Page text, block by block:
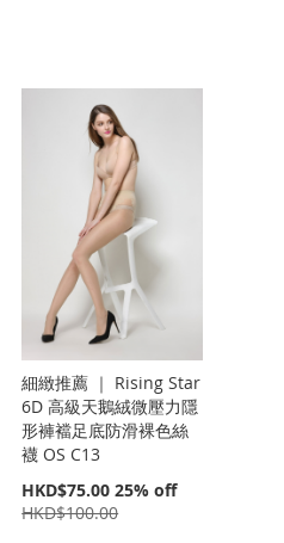
細緻推薦 ｜ Rising Star
6D 高級天鵝絨微壓力隱
形褲襠足底防滑裸色絲
襪 OS C13
特
價
HKD$75.00 25% off
HKD$100.00